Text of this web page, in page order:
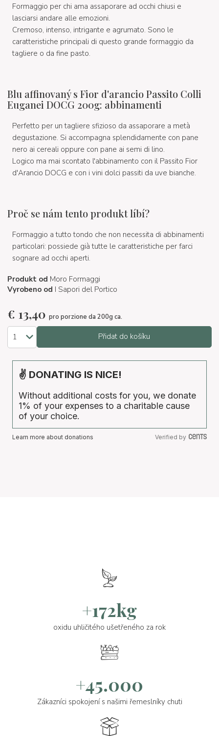
Formaggio per chi ama assaporare ad occhi chiusi e
lasciarsi andare alle emozioni.
Cremoso, intenso, intrigante e agrumato. Sono le
caratteristiche principali di questo grande formaggio da
tagliere o da fine pasto.
Blu affinovaný s Fior d'arancio Passito Colli
Euganei DOCG 200g: abbinamenti
Perfetto per un tagliere sfizioso da assaporare a metà
degustazione. Si accompagna splendidamente con pane
nero ai cereali oppure con pane ai semi di lino.
Logico ma mai scontato l'abbinamento con il Passito Fior
d'Arancio DOCG e con i vini dolci passiti da uve bianche.
Proč se nám tento produkt líbí?
Formaggio a tutto tondo che non necessita di abbinamenti
particolari: possiede già tutte le caratteristiche per farci
sognare ad occhi aperti.
Produkt od Moro Formaggi
Vyrobeno od I Sapori del Portico
€ 13,40 pro porzione da 200g ca.
Přidat do košíku
✌ DONATING IS NICE!
Without additional costs for you, we donate
1% of your expenses to a charitable cause
of your choice.
Learn more about donations Verified by
+172kg
oxidu uhličitého ušetřeného za rok
+45.000
Zákazníci spokojení s našimi řemeslníky chuti